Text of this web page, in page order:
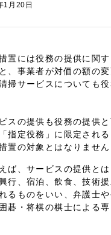
1月20日
置には役務の提供に関
、事業者が対価の額の
掃サービスについても
スの提供も役務の提供
指定役務」に限定され
置の対象とはなりません
ば、サービスの提供と
行、宿泊、飲食、技術
るものをいい、弁護士
碁・将棋の棋士による